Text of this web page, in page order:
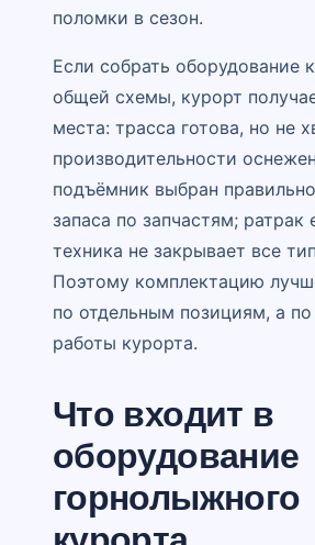
поломки в сезон.
Если собрать оборудование
общей схемы, курорт
места: трасса готова, но не
производительности
подъёмник выбран
запаса по запчастям; ратрак
техника не закрывает все
Поэтому комплектацию
по отдельным позициям, а
работы курорта.
Что входит в
оборудование
горнолыжного